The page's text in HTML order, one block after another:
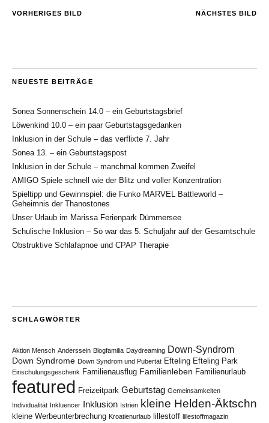
NÄCHSTES BILD
VORHERIGES BILD
NEUESTE BEITRÄGE
Sonea Sonnenschein 14.0 – ein Geburtstagsbrief
Löwenkind 10.0 – ein paar Geburtstagsgedanken
Inklusion in der Schule – das verflixte 7. Jahr
Sonea 13. – ein Geburtstagspost
Inklusion in der Schule – manchmal kommen Zweifel
AMIGO Spiele schnell wie der Blitz und voller Konzentration
Spieltipp und Gewinnspiel: die Funko MARVEL Battleworld –
Geheimnis der Thanostones
Unser Urlaub im Marissa Ferienpark Dümmersee
Schulische Inklusion – So war das 5. Schuljahr auf der Gesamtschule
Obstruktive Schlafapnoe und CPAP Therapie
SCHLAGWÖRTER
Aktion Mensch Anderssein Blogfamilia Daydreaming Down-Syndrom
Down Syndrome Down Syndrom und Pubertät Efteling Efteling Park
Einschulungsgeschenk Familienausflug Familienleben Familienurlaub
featured Freizeitpark Geburtstag Gemeinsamkeiten
Individualität Inkluencer Inklusion Istrien kleine Helden-Äktschn
kleine Werbeunterbrechung Kroatienurlaub lillestoff lillestoffmagazin